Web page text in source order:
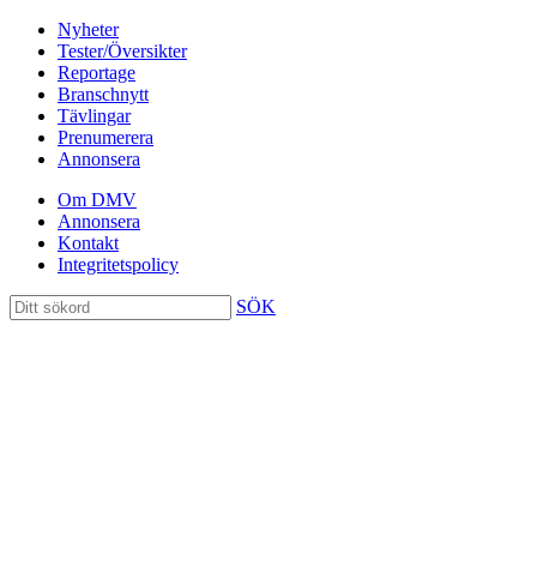
Nyheter
Tester/Översikter
Reportage
Branschnytt
Tävlingar
Prenumerera
Annonsera
Om DMV
Annonsera
Kontakt
Integritetspolicy
SÖK